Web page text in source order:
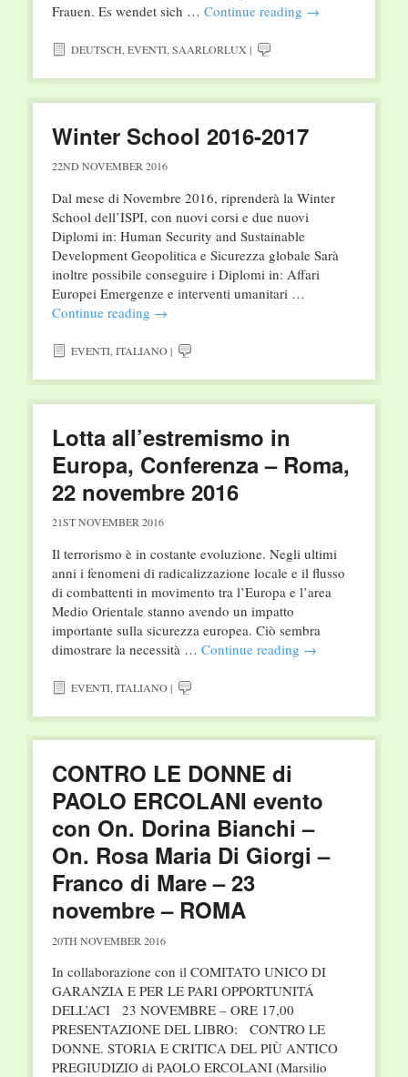
Frauen. Es wendet sich … Continue reading →
DEUTSCH,EVENTI,SAARLORLUX |
Winter School 2016-2017
22ND NOVEMBER 2016
Dal mese di Novembre 2016, riprenderà la Winter
School dell’ISPI, con nuovi corsi e due nuovi
Diplomi in: Human Security and Sustainable
Development Geopolitica e Sicurezza globale Sarà
inoltre possibile conseguire i Diplomi in: Affari
Europei Emergenze e interventi umanitari …
Continue reading →
EVENTI, ITALIANO|
Lotta all’estremismo in
Europa, Conferenza – Roma,
22 novembre 2016
21ST NOVEMBER 2016
Il terrorismo è in costante evoluzione. Negli ultimi
anni i fenomeni di radicalizzazione locale e il flusso
di combattenti in movimento tra l’Europa e l’area
Medio Orientale stanno avendo un impatto
importante sulla sicurezza europea. Ciò sembra
dimostrare la necessità … Continue reading →
EVENTI, ITALIANO|
CONTRO LE DONNE di
PAOLO ERCOLANI evento
con On. Dorina Bianchi –
On. Rosa Maria Di Giorgi –
Franco di Mare – 23
novembre – ROMA
20TH NOVEMBER 2016
In collaborazione con il COMITATO UNICO DI
GARANZIA E PER LE PARI OPPORTUNITÁ
DELL’ACI 23 NOVEMBRE – ORE 17,00
PRESENTAZIONE DEL LIBRO: CONTRO LE
DONNE. STORIA E CRITICA DEL PIÙ ANTICO
PREGIUDIZIO di PAOLO ERCOLANI (Marsilio